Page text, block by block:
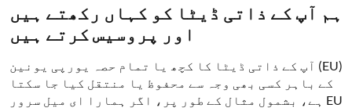
ہم آپ کے ذاتی ڈیٹا کو کہاں رکھتے ہیں
اور پروسیس کرتے ہیں
آپ کے ذاتی ڈیٹا کا کچھ یا تمام حصہ یورپی یونین (EU)
کے باہر کسی بھی وجہ سے محفوظ یا منتقل کیا جا سکتا
ہے، بشمول مثال کے طور پر، اگر ہمارا ای میل سرور EU